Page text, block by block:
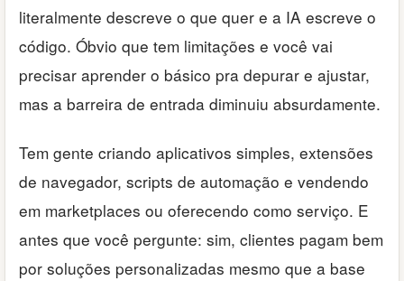
literalmente descreve o que quer e a IA escreve o
código. Óbvio que tem limitações e você vai
precisar aprender o básico pra depurar e ajustar,
mas a barreira de entrada diminuiu absurdamente.
Tem gente criando aplicativos simples, extensões
de navegador, scripts de automação e vendendo
em marketplaces ou oferecendo como serviço. E
antes que você pergunte: sim, clientes pagam bem
por soluções personalizadas mesmo que a base